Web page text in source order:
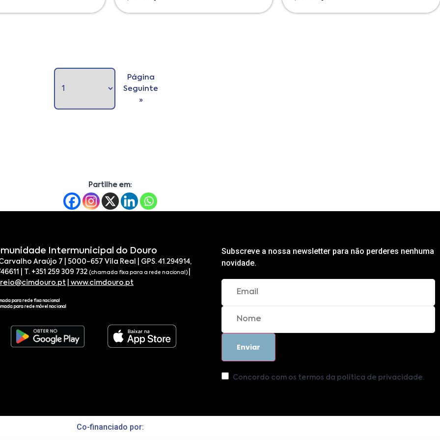
Página
Seguinte
»
Partilhe em:
Intermunicipal do Douro
Araújo 7 | 5000-657 Vila Real | GPS. 41.294914,
| T. +351 259 309 732(chamada fixa para a rede nacional)
www.cimdouro.pt
para rede fixa nacional
para rede móvel nacional
Subscreve a nossa newsletter para não perderes nenhuma
novidade.
Concordo com os termos da política de privacidade.
Co-financiado por: